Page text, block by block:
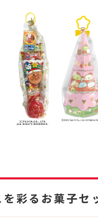
を彩るお菓子セ